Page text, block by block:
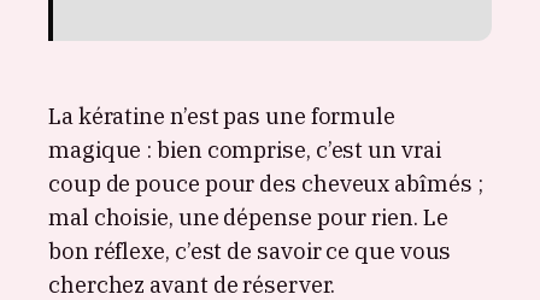
La kératine n’est pas une formule
magique : bien comprise, c’est un vrai
coup de pouce pour des cheveux abîmés ;
mal choisie, une dépense pour rien. Le
bon réflexe, c’est de savoir ce que vous
cherchez avant de réserver.